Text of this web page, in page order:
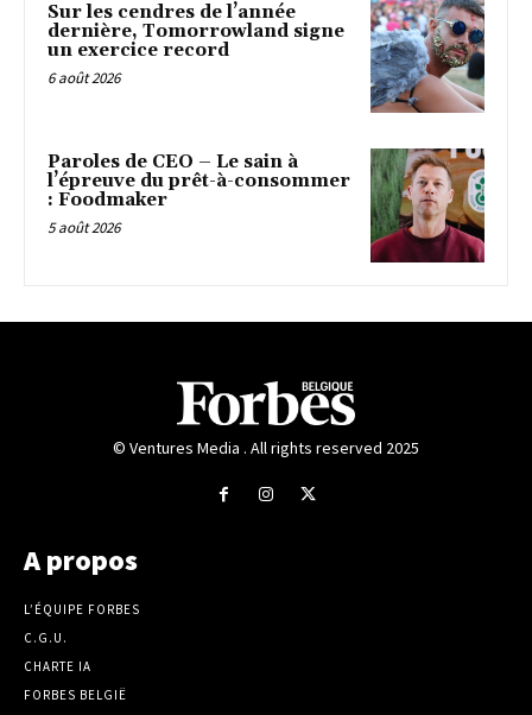
Sur les cendres de l’année
dernière, Tomorrowland signe
un exercice record
6 août 2026
Paroles de CEO – Le sain à
l’épreuve du prêt-à-consommer
: Foodmaker
5 août 2026
© Ventures Media . All rights reserved 2025
A propos
L’ÉQUIPE FORBES
C.G.U.
CHARTE IA
FORBES BELGIË